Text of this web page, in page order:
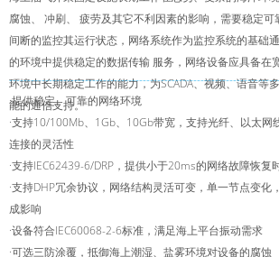
腐蚀、 冲刷、 疲劳及其它不利因素的影响，需要稳定可
间断的监控其运行状态，网络系统作为监控系统的基础
的环境中提供稳定的数据传输 服务，网络设备应具备在
环境中长期稳定工作的能力，为SCADA、视频、语音等
能的通信支持。
·提供稳定、可靠的网络环境
·支持10/100Mb、1Gb、10Gb带宽，支持光纤、以太网
连接的灵活性
·支持IEC62439-6/DRP，提供小于20ms的网络故障恢复
·支持DHP冗余协议，网络结构灵活可变，单一节点变化
成影响
·设备符合IEC60068-2-6标准，满足海上平台振动需求
·可选三防涂覆，抵御海上潮湿、盐雾环境对设备的腐蚀